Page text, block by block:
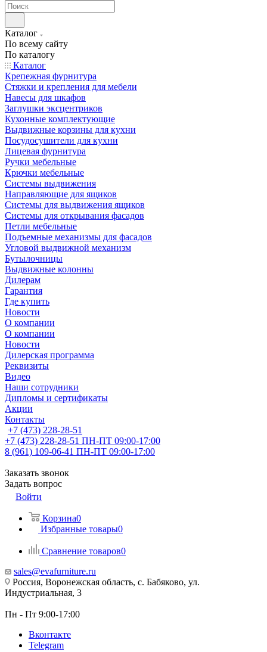
Каталог
По всему сайту
По каталогу
Каталог
Крепежная фурнитура
Стяжки и крепления для мебели
Навесы для шкафов
Заглушки эксцентриков
Кухонные комплектующие
Выдвижные корзины для кухни
Посудосушители для кухни
Лицевая фурнитура
Ручки мебельные
Крючки мебельные
Системы выдвижения
Направляющие для ящиков
Системы для выдвижения ящиков
Системы для открывания фасадов
Петли мебельные
Подъемные механизмы для фасадов
Угловой выдвижной механизм
Бутылочницы
Выдвижные колонны
Дилерам
Гарантия
Где купить
Новости
О компании
О компании
Новости
Дилерская программа
Реквизиты
Видео
Наши сотрудники
Дипломы и сертификаты
Акции
Контакты
+7 (473) 228-28-51
+7 (473) 228-28-51 ПН-ПТ 09:00-17:00
8 (961) 109-06-41 ПН-ПТ 09:00-17:00
Заказать звонок
Задать вопрос
Войти
Корзина0
Избранные товары0
Сравнение товаров0
sales@evafurniture.ru
Россия, Воронежская область, с. Бабяково, ул.
Индустриальная, 3
Пн - Пт 9:00-17:00
Вконтакте
Telegram